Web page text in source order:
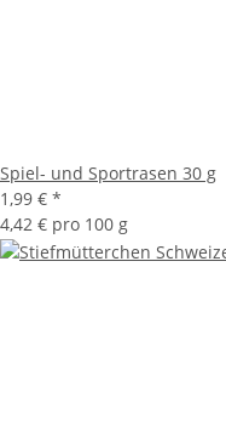
Spiel- und Sportrasen 30 g
1,99 € *
4,42 € pro 100 g